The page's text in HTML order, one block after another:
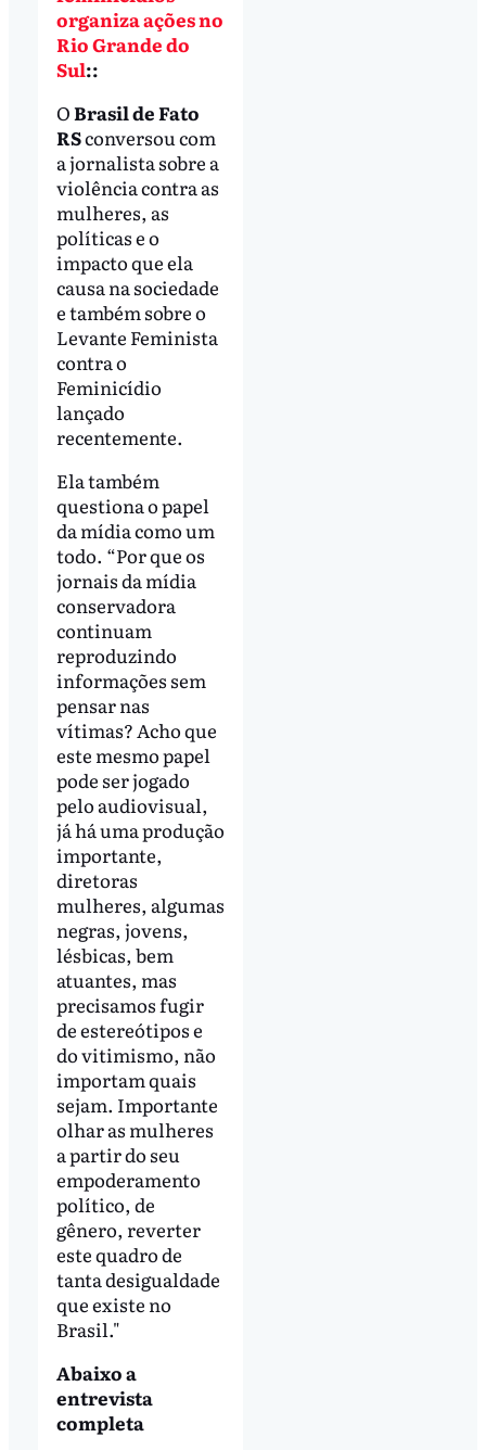
organiza ações no
Rio Grande do
Sul::
OBrasil de Fato
RSconversou com
a jornalista sobre a
violência contra as
mulheres, as
políticas e o
impacto que ela
causa na sociedade
e também sobre o
Levante Feminista
contra o
Feminicídio
lançado
recentemente.
Ela também
questiona o papel
da mídia como um
todo. “Por que os
jornais da mídia
conservadora
continuam
reproduzindo
informações sem
pensar nas
vítimas? Acho que
este mesmo papel
pode ser jogado
pelo audiovisual,
já há uma produção
importante,
diretoras
mulheres, algumas
negras, jovens,
lésbicas, bem
atuantes, mas
precisamos fugir
de estereótipos e
do vitimismo, não
importam quais
sejam. Importante
olhar as mulheres
a partir do seu
empoderamento
político, de
gênero, reverter
este quadro de
tanta desigualdade
que existe no
Brasil."
Abaixo a
entrevista
completa